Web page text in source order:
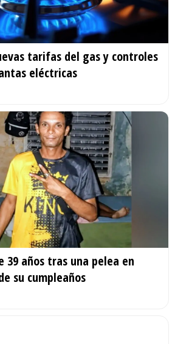
tarifas del gas y controles
eléctricas
39 años tras una pelea en
su cumpleaños